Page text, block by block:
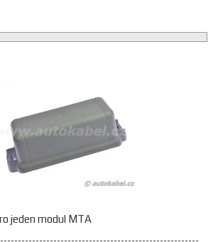
jeden modul MTA